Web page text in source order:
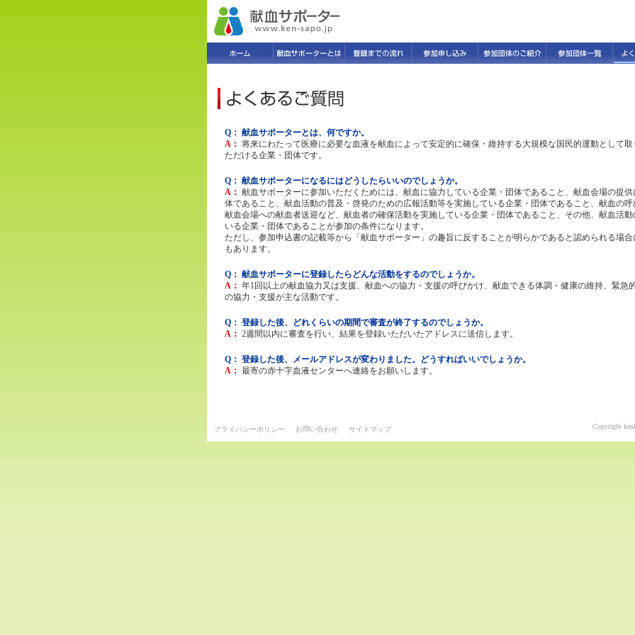
Q： 献血サポーターとは、何ですか。
A： 将来にわたって医療に必要な血液を献血によって安定的に確保・維持する大規模な国民的運動として
ただける企業・団体です。
Q： 献血サポーターになるにはどうしたらいいのでしょうか。
A： 献血サポーターに参加いただくためには、献血に協力している企業・団体であること、献血会場の提
体であること、献血活動の普及・啓発のための広報活動等を実施している企業・団体であること、献血の呼
献血会場への献血者送迎など、献血者の確保活動を実施している企業・団体であること、その他、献血活
いる企業・団体であることが参加の条件になります。
ただし、参加申込書の記載等から「献血サポーター」の趣旨に反することが明らかであると認められる場合
もあります。
Q： 献血サポーターに登録したらどんな活動をするのでしょうか。
A： 年1回以上の献血協力又は支援、献血への協力・支援の呼びかけ、献血できる体調・健康の維持、緊急
の協力・支援が主な活動です。
Q： 登録した後、どれくらいの期間で審査が終了するのでしょうか。
A： 2週間以内に審査を行い、結果を登録いただいたアドレスに送信します。
Q： 登録した後、メールアドレスが変わりました。どうすればいいでしょうか。
A： 最寄の赤十字血液センターへ連絡をお願いします。
プライバシーポリシー お問い合わせ サイトマップ Copyright